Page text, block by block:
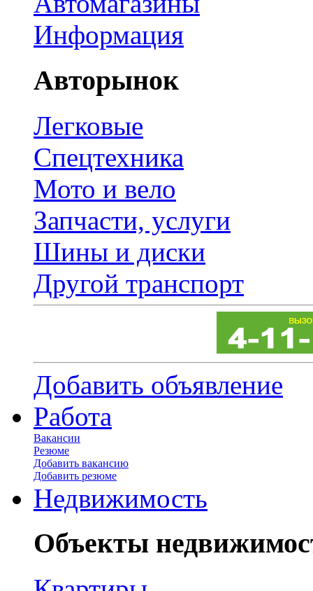
Информация
Авторынок
Легковые
Спецтехника
Мото и вело
Запчасти, услуги
Шины и диски
Другой транспорт
Добавить объявление
Работа
Вакансии
Резюме
Добавить вакансию
Добавить резюме
Недвижимость
Объекты